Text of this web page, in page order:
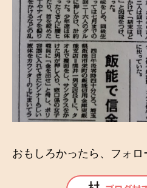
おもしろかったら、フォロ